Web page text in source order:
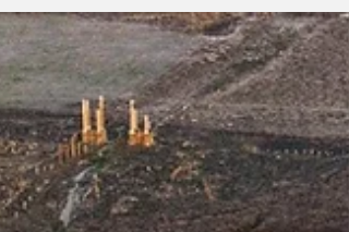
Mar Mediterraneo, offrendo un panorama
mozzafiato che unisce storia e natura.
sito archeologico, dichiarato Patrimonio
dell'Umanità dall'UNESCO nel 1982,
rappresenta un eccezionale esempio di
interazione tra diverse culture antiche, tra
fenicia, romana, paleocristiana e bizantina. ​